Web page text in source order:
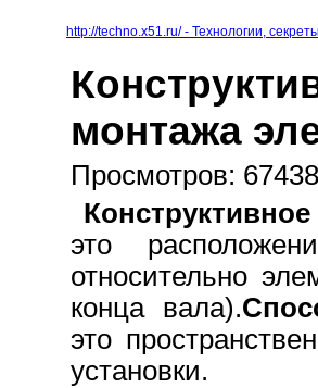
http://techno.x51.ru/ - Технологии,
монтажа
Просмотров: 67438
это
относительно
конца вала).
это
установки.